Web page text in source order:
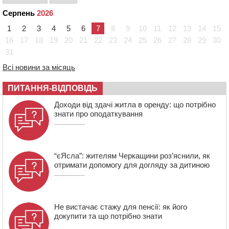
21:13 Вісім медалей, з яких чотири золоті: черкаські
спортсмени тріумфували на чемпіонаті України
20:31
На Черкащині спека протримається ще день
20:00
Педагогів Черкас запрошують на зустріч із
19:24 У Черкасах водійка протаранила Duster, коли
18:50 На Черкащині з початку року зросла кількість
постраждалих від укусів тварин
Серпень 2026
1
2 3 4 5 6 7 8 9 10 11 12 13 14
15
16
17 18 19 20 21 22 23 24 25 26 27 28 29
30
31
Всі новини за місяць
ПИТАННЯ-ВІДПОВІДЬ
Доходи від здачі житла в оренду: що потрібно
знати про оподаткування
“єЯсла”: жителям Черкащини роз’яснили, як
отримати допомогу для догляду за дитиною
Не вистачає стажу для пенсії: як його
докупити та що потрібно знати